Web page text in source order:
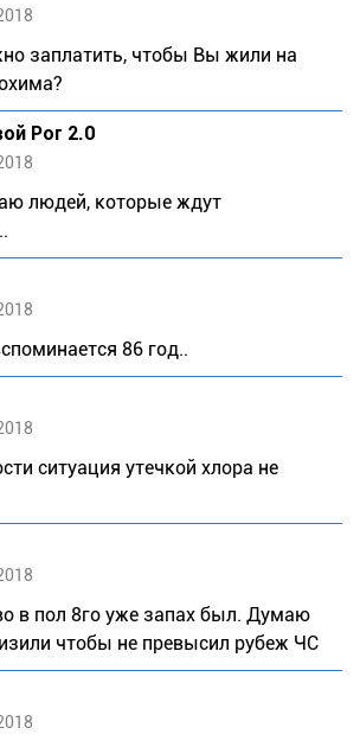
заплатить, чтобы Вы жили на
Рог 2.0
людей, которые ждут
86 год..
ситуация утечкой хлора не
в пол 8го уже запах был. Думаю
чтобы не превысил рубеж ЧС